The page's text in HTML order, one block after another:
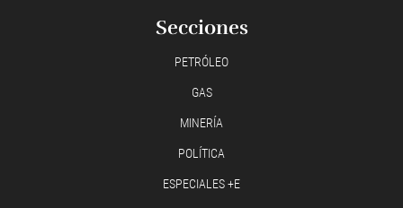
Secciones
PETRÓLEO
GAS
MINERÍA
POLÍTICA
ESPECIALES +E